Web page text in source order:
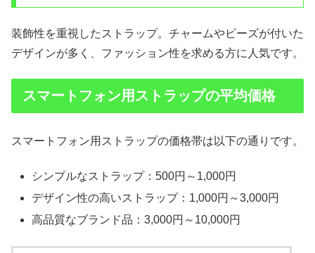
装飾性を重視したストラップ。チャームやビーズが付いた
デザインが多く、ファッション性を求める方に人気です。
スマートフォン用ストラップの平均価格
スマートフォン用ストラップの価格帯は以下の通りです。
シンプルなストラップ：500円～1,000円
デザイン性の高いストラップ：1,000円～3,000円
高品質なブランド品：3,000円～10,000円